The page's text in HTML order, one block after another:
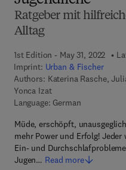
Ratgeber mit
Alltag
1st Edition - May 31, 2022
Imprint: Urban & Fischer
Authors: Katerina Rasche,
Yonca Izat
Language: German
Müde, erschöpft,
mehr Power und Erfolg!
Ein- und
Jugen… Read more